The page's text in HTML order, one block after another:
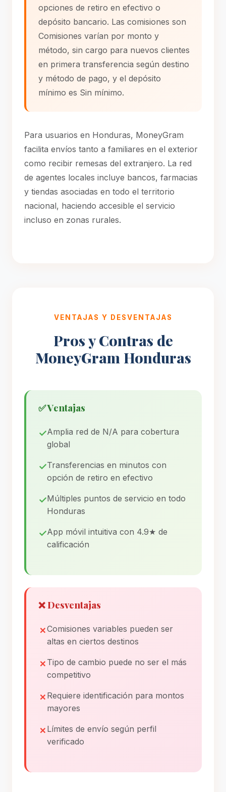
opciones de retiro en efectivo o
depósito bancario. Las comisiones son
Comisiones varían por monto y
método, sin cargo para nuevos clientes
en primera transferencia según destino
y método de pago, y el depósito
mínimo es Sin mínimo.
Para usuarios en Honduras, MoneyGram
facilita envíos tanto a familiares en el exterior
como recibir remesas del extranjero. La red
de agentes locales incluye bancos, farmacias
y tiendas asociadas en todo el territorio
nacional, haciendo accesible el servicio
incluso en zonas rurales.
VENTAJAS Y DESVENTAJAS
Pros y Contras de
MoneyGram Honduras
✅ Ventajas
Amplia red de N/A para cobertura
global
Transferencias en minutos con
opción de retiro en efectivo
Múltiples puntos de servicio en todo
Honduras
App móvil intuitiva con 4.9★ de
calificación
❌ Desventajas
Comisiones variables pueden ser
altas en ciertos destinos
Tipo de cambio puede no ser el más
competitivo
Requiere identificación para montos
mayores
Límites de envío según perfil
verificado